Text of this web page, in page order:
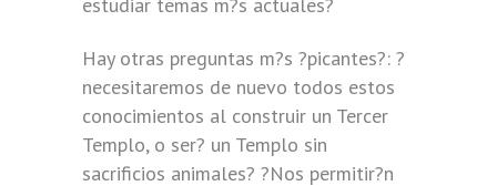
Hay otras preguntas m?s ?picantes?: ?
necesitaremos de nuevo todos estos
conocimientos al construir un Tercer
Templo, o ser? un Templo sin
sacrificios animales? ?Nos permitir?n